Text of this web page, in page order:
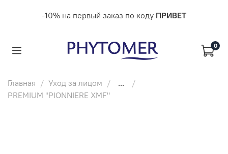
-10% на первый заказ по коду ПРИВЕТ
0
Главная Уход за лицом
...
PREMIUM "PIONNIERE XMF"